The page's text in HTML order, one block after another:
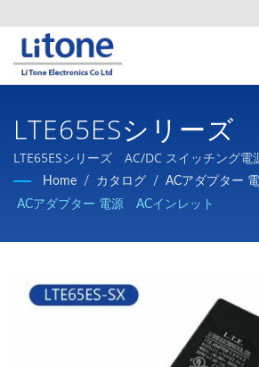
LTE65ESシリーズ
イッチング電源
プ
LTE65ESシリーズ AC/DC スイッチング
ランス・コイル・アダプター・オープン電
ッテリ充電器などの開発、設計、製造と販売
Home / カタログ / ACアダプター
ACアダプター 電源 ACインレット